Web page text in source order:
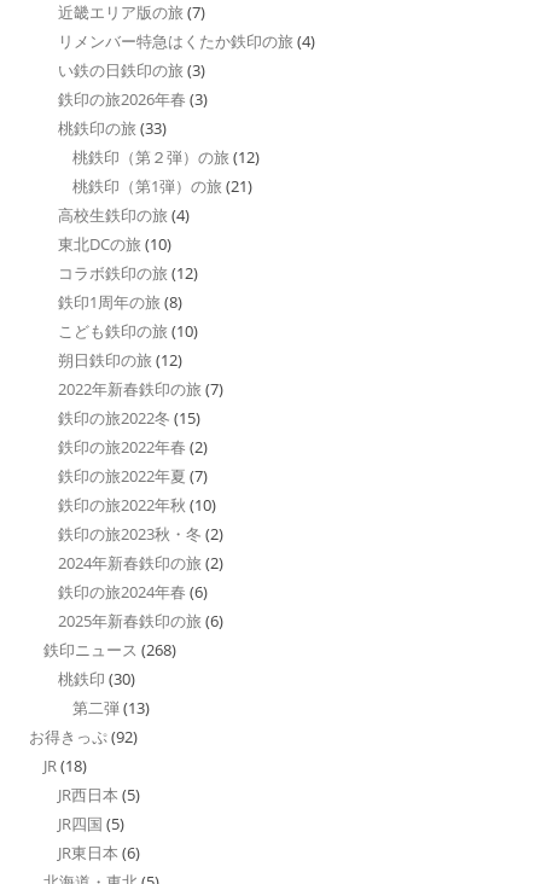
近畿エリア版の旅 (7)
リメンバー特急はくたか鉄印の旅 (4)
い鉄の日鉄印の旅 (3)
鉄印の旅2026年春 (3)
桃鉄印の旅 (33)
桃鉄印（第２弾）の旅 (12)
桃鉄印（第1弾）の旅 (21)
高校生鉄印の旅 (4)
東北DCの旅 (10)
コラボ鉄印の旅 (12)
鉄印1周年の旅 (8)
こども鉄印の旅 (10)
朔日鉄印の旅 (12)
2022年新春鉄印の旅 (7)
鉄印の旅2022冬 (15)
鉄印の旅2022年春 (2)
鉄印の旅2022年夏 (7)
鉄印の旅2022年秋 (10)
鉄印の旅2023秋・冬 (2)
2024年新春鉄印の旅 (2)
鉄印の旅2024年春 (6)
2025年新春鉄印の旅 (6)
鉄印ニュース (268)
桃鉄印 (30)
第二弾(13)
お得きっぷ(92)
JR(18)
JR西日本 (5)
JR四国 (5)
JR東日本 (6)